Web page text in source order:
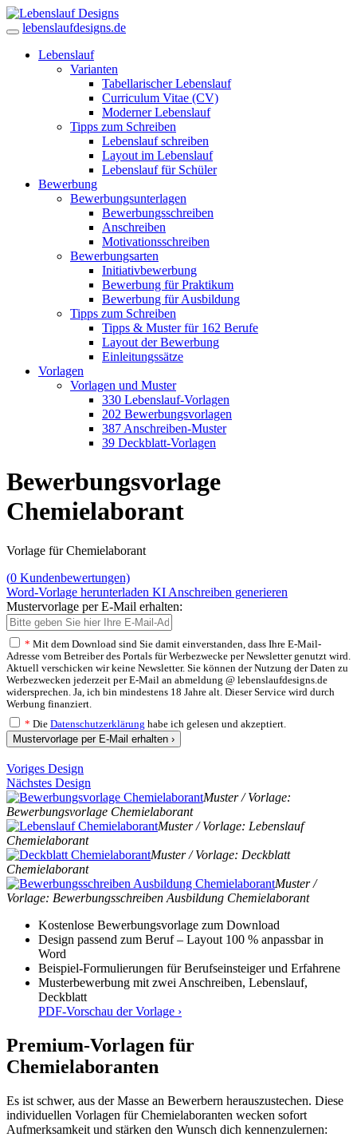
lebenslaufdesigns.de
Lebenslauf
Varianten
Tabellarischer Lebenslauf
Curriculum Vitae (CV)
Moderner Lebenslauf
Tipps zum Schreiben
Lebenslauf schreiben
Layout im Lebenslauf
Lebenslauf für Schüler
Bewerbung
Bewerbungsunterlagen
Bewerbungsschreiben
Anschreiben
Motivationsschreiben
Bewerbungsarten
Initiativbewerbung
Bewerbung für Praktikum
Bewerbung für Ausbildung
Tipps zum Schreiben
Tipps & Muster für 162 Berufe
Layout der Bewerbung
Einleitungssätze
Vorlagen
Vorlagen und Muster
330 Lebenslauf-Vorlagen
202 Bewerbungsvorlagen
387 Anschreiben-Muster
39 Deckblatt-Vorlagen
Bewerbungsvorlage
Chemielaborant
Vorlage für Chemielaborant
(0 Kundenbewertungen)
Word-Vorlage herunterladen KI Anschreiben generieren
Mustervorlage per E-Mail erhalten:
* Mit dem Download sind Sie damit einverstanden, dass Ihre E-Mail-
Adresse vom Betreiber des Portals für Werbezwecke per Newsletter genutzt wird.
Aktuell verschicken wir keine Newsletter. Sie können der Nutzung der Daten zu
Werbezwecken jederzeit per E-Mail an abmeldung @ lebenslaufdesigns.de
widersprechen. Ja, ich bin mindestens 18 Jahre alt. Dieser Service wird durch
Werbung finanziert.
* Die Datenschutzerklärung habe ich gelesen und akzeptiert.
Mustervorlage per E-Mail erhalten ›
Voriges Design
Nächstes Design
Muster / Vorlage:
Bewerbungsvorlage Chemielaborant
Muster / Vorlage: Lebenslauf
Chemielaborant
Muster / Vorlage: Deckblatt
Chemielaborant
Muster /
Vorlage: Bewerbungsschreiben Ausbildung Chemielaborant
Kostenlose Bewerbungsvorlage zum Download
Design passend zum Beruf – Layout 100 % anpassbar in
Word
Beispiel-Formulierungen für Berufseinsteiger und Erfahrene
Musterbewerbung mit zwei Anschreiben, Lebenslauf,
Deckblatt
PDF-Vorschau der Vorlage ›
Premium-Vorlagen für
Chemielaboranten
Es ist schwer, aus der Masse an Bewerbern herauszustechen. Diese
individuellen Vorlagen für Chemielaboranten wecken sofort
Aufmerksamkeit und stärken den Wunsch dich kennenzulernen: